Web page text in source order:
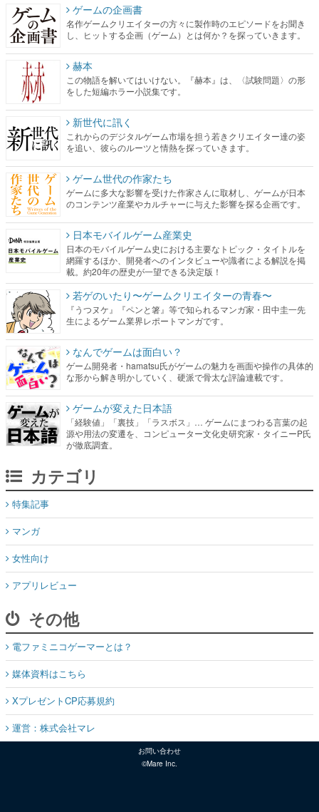
ゲームの企画書
名作ゲームクリエイターの方々に製作時のエピソードをお聞き
し、ヒットする企画（ゲーム）とは何か？を探っていきます。
赫本
この物語を解いてはいけない。『赫本』は、〈試験問題〉の形
をした短編ホラー小説集です。
新世代に訊く
これからのデジタルゲーム市場を担う若きクリエイター達の姿
を追い、彼らのルーツと情熱を探っていきます。
ゲーム世代の作家たち
ゲームに多大な影響を受けた作家さんに取材し、ゲームが日本
のコンテンツ産業やカルチャーに与えた影響を探る企画です。
日本モバイルゲーム産業史
日本のモバイルゲーム史における主要なトピック・タイトルを
網羅するほか、開発者へのインタビューや識者による解説を掲
載。約20年の歴史が一望できる決定版！
若ゲのいたり〜ゲームクリエイターの青春〜
『うつヌケ』『ペンと箸』等で知られるマンガ家・田中圭一先
生によるゲーム業界レポートマンガです。
なんでゲームは面白い？
ゲーム開発者・hamatsu氏がゲームの魅力を画面や操作の具体的
な形から解き明かしていく、硬派で骨太な評論連載です。
ゲームが変えた日本語
「経験値」「裏技」「ラスボス」… ゲームにまつわる言葉の起
源や用法の変遷を、コンピューター文化史研究家・タイニーP氏
が徹底調査。
カテゴリ
特集記事
マンガ
女性向け
アプリレビュー
その他
電ファミニコゲーマーとは？
媒体資料はこちら
XプレゼントCP応募規約
運営：株式会社マレ
お問い合わせ
©Mare Inc.